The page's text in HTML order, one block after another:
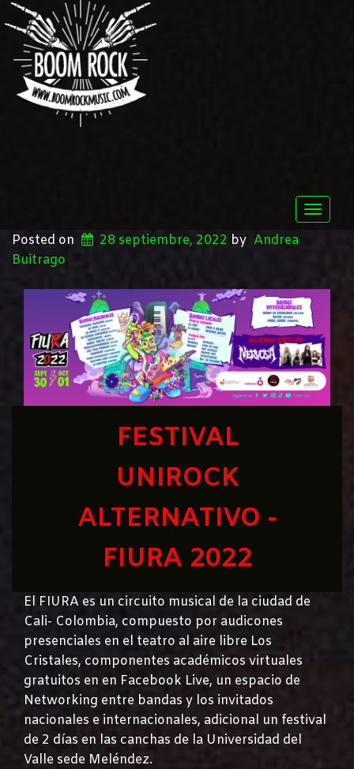
Toggle
Posted on 28 septiembre, 2022 by Andrea
Buitrago
FESTIVAL
UNIROCK
ALTERNATIVO -
FIURA 2022
El FIURA es un circuito musical de la ciudad de
Cali- Colombia, compuesto por audicones
presenciales en el teatro al aire libre Los
Cristales, componentes académicos virtuales
gratuitos en en Facebook Live, un espacio de
Networking entre bandas y los invitados
nacionales e internacionales, adicional un festival
de 2 días en las canchas de la Universidad del
Valle sede Meléndez.